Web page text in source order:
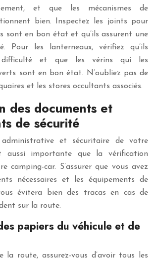
et que les mécanismes de
bien. Inspectez les joints pour
sont en bon état et qu’ils assurent une
Pour les lanterneaux, vérifiez qu’ils
difficulté et que les vérins qui les
sont en bon état. N’oubliez pas de
et les stores occultants associés.
des documents et
de sécurité
et sécuritaire de votre
aussi importante que la vérification
camping-car. S’assurer que vous avez
nécessaires et les équipements de
évitera bien des tracas en cas de
sur la route.
papiers du véhicule et de
la route, assurez-vous d’avoir tous les